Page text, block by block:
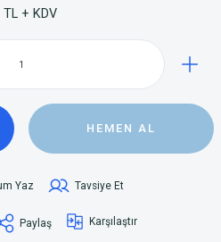
+ KDV
HEMEN AL
Yaz Tavsiye Et
Paylaş Karşılaştır